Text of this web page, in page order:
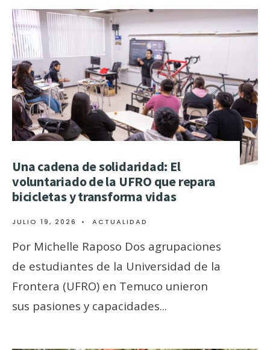
Una cadena de solidaridad: El
voluntariado de la UFRO que repara
bicicletas y transforma vidas
JULIO 19, 2026 • ACTUALIDAD
Por Michelle Raposo Dos agrupaciones
de estudiantes de la Universidad de la
Frontera (UFRO) en Temuco unieron
sus pasiones y capacidades...